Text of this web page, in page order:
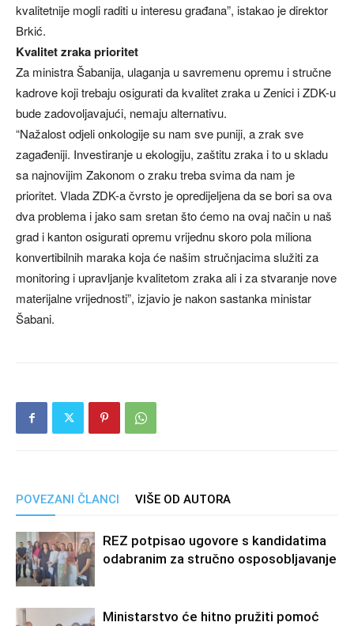
kvalitetnije mogli raditi u interesu građana”, istakao je direktor
Brkić.
Kvalitet zraka prioritet
Za ministra Šabanija, ulaganja u savremenu opremu i stručne
kadrove koji trebaju osigurati da kvalitet zraka u Zenici i ZDK-u
bude zadovoljavajući, nemaju alternativu.
“Nažalost odjeli onkologije su nam sve puniji, a zrak sve
zagađeniji. Investiranje u ekologiju, zaštitu zraka i to u skladu
sa najnovijim Zakonom o zraku treba svima da nam je
prioritet. Vlada ZDK-a čvrsto je opredijeljena da se bori sa ova
dva problema i jako sam sretan što ćemo na ovaj način u naš
grad i kanton osigurati opremu vrijednu skoro pola miliona
konvertibilnih maraka koja će našim stručnjacima služiti za
monitoring i upravljanje kvalitetom zraka ali i za stvaranje nove
materijalne vrijednosti”, izjavio je nakon sastanka ministar
Šabani.
POVEZANI ČLANCI VIŠE OD AUTORA
REZ potpisao ugovore s kandidatima
odabranim za stručno osposobljavanje
Ministarstvo će hitno pružiti pomoć